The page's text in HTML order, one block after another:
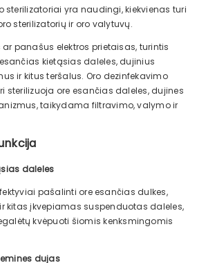
sterilizatoriai yra naudingi, kiekvienas turi
sterilizatorių ir oro valytuvų.
panašus elektros prietaisas, turintis
kietąsias daleles, dujinius
ir kitus teršalus. Oro dezinfekavimo
sterilizuoja ore esančias daleles, dujines
taikydama filtravimo, valymo ir
daleles
pašalinti ore esančias dulkes,
kitas įkvepiamas suspenduotas daleles,
kvėpuoti šiomis kenksmingomis
dujas